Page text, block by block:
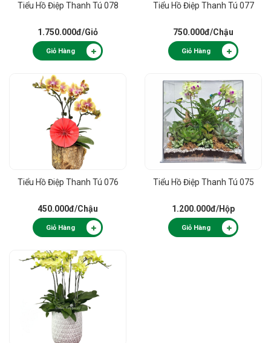
Tiểu Hồ Điệp Thanh Tú 078
1.750.000đ/Giỏ
Giỏ Hàng
Tiểu Hồ Điệp Thanh Tú 077
750.000đ/Chậu
Giỏ Hàng
Tiểu Hồ Điệp Thanh Tú 076
450.000đ/Chậu
Giỏ Hàng
Tiểu Hồ Điệp Thanh Tú 075
1.200.000đ/Hộp
Giỏ Hàng